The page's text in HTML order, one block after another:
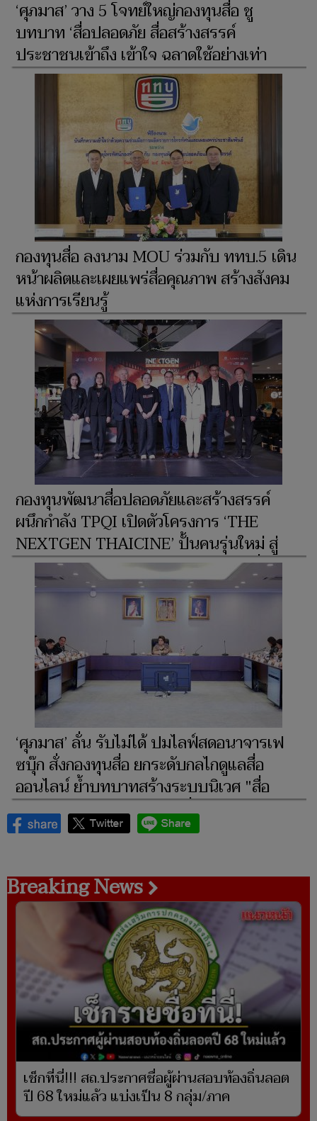
‘ศุภมาส’ วาง 5 โจทย์ใหญ่กองทุนสื่อ ชู
บทบาท ‘สื่อปลอดภัย สื่อสร้างสรรค์
ประชาชนเข้าถึง เข้าใจ ฉลาดใช้อย่างเท่า
เทียม’
กองทุนสื่อ ลงนาม MOU ร่วมกับ ททบ.5 เดิน
หน้าผลิตและเผยแพร่สื่อคุณภาพ สร้างสังคม
แห่งการเรียนรู้
กองทุนพัฒนาสื่อปลอดภัยและสร้างสรรค์
ผนึกกำลัง TPQI เปิดตัวโครงการ ‘THE
NEXTGEN THAICINE’ ปั้นคนรุ่นใหม่ สู่
อุตสาหกรรมภาพยนตร์ไทย ดึงผู้กำกับชื่อดัง
ร่วมถ่ายทอดประสบการณ์ พร้อมเปิดเวทีสร้าง
หนังสั้น หนุนอุตสาหกรรมสร้างสรรค์เน้นท้อง
ถิ่นมีส่วนร่วม
‘ศุภมาส’ ลั่น รับไม่ได้ ปมไลฟ์สดอนาจารเฟ
ซบุ๊ก สั่งกองทุนสื่อ ยกระดับกลไกดูแลสื่อ
ออนไลน์ ย้ำบทบาทสร้างระบบนิเวศ "สื่อ
ปลอดภัยและสร้างสรรค์" เพื่อปกป้องเยาวชน
ไทย
Breaking News
เช็กที่นี่!!! สถ.ประกาศชื่อผู้ผ่านสอบท้องถิ่นลอต
ปี 68 ใหม่แล้ว แบ่งเป็น 8 กลุ่ม/ภาค